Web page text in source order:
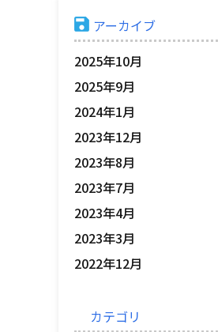
アーカイブ
2025年10月
2025年9月
2024年1月
2023年12月
2023年8月
2023年7月
2023年4月
2023年3月
2022年12月
カテゴリ